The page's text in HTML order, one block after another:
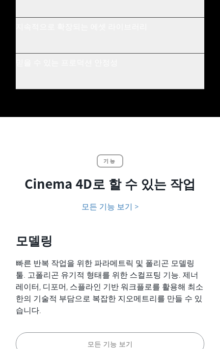
기능
Cinema 4D로 할 수 있는 작업
모든 기능 보기 >
모델링
빠른 반복 작업을 위한 파라메트릭 및 폴리곤 모델링
툴. 고폴리곤 유기적 형태를 위한 스컬프팅 기능. 제너
레이터, 디포머, 스플라인 기반 워크플로를 활용해 최소
한의 기술적 부담으로 복잡한 지오메트리를 만들 수 있
습니다.
모든 기능 보기